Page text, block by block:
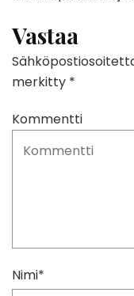
Vastaa
merkitty *
Kommentti
Nimi*